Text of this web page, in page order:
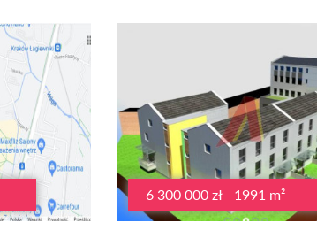
6 300 000 zł - 1991 m²